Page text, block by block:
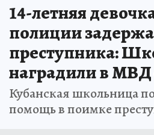
14-летняя
полиции
преступника:
наградили в МВД
Кубанская школьница
помощь в поимке